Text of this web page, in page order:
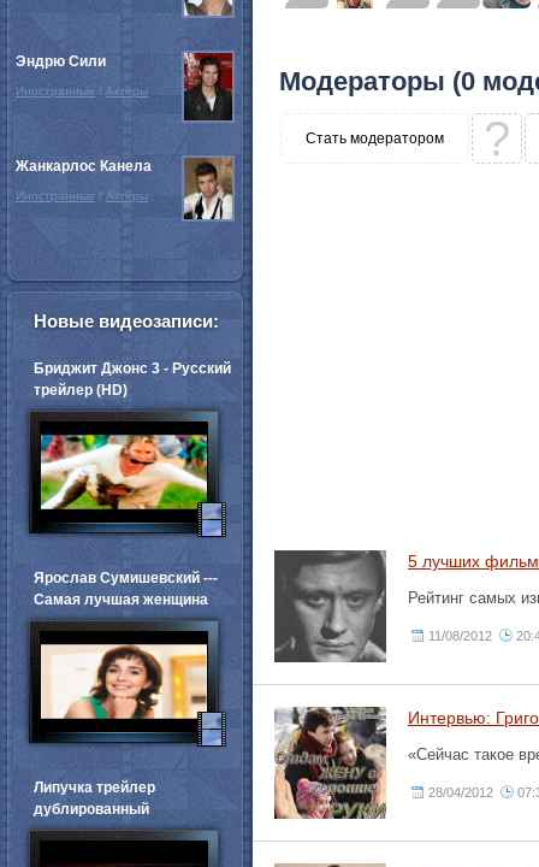
Модераторы (0
Стать модератором ?
5 лучших
Рейтинг самых
11/08/2012
Интервью:
«Сейчас такое
28/04/2012
Эндрю Сили
Иностранные / Актёры
Жанкарлос Канела
Иностранные / Актёры
Новые видеозаписи:
Бриджит Джонс 3 - Русский
трейлер (HD)
Ярослав Сумишевский ---
Самая лучшая женщина
Липучка трейлер
дублированный